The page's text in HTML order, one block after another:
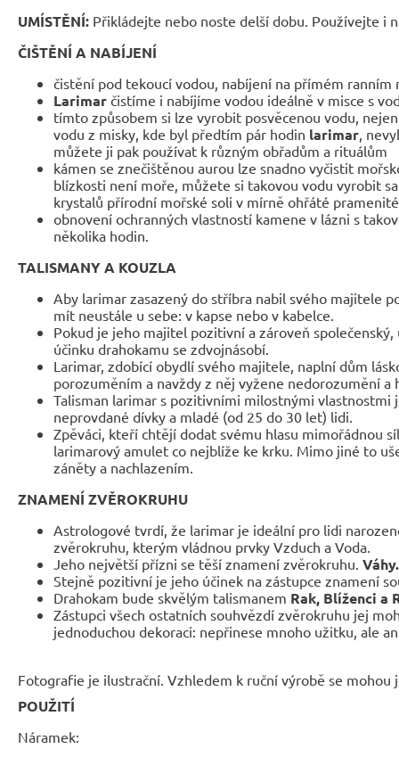
UMÍSTĚNÍ: Přikládejte nebo noste delší dobu. Používejte i
ČIŠTĚNÍ A NABÍJENÍ
čistění pod tekoucí vodou, nabíjení na přímém ranním
Larimar čistíme i nabíjíme vodou ideálně v misce s
tímto způsobem si lze vyrobit posvěcenou vodu,
vodu z misky, kde byl předtím pár hodin larimar ,
můžete ji pak používat k různým obřadům a rituálům
kámen se znečištěnou aurou lze snadno vyčistit
blízkosti není moře, můžete si takovou vodu vyrobit
krystalů přírodní mořské soli v mírně ohřáté
obnovení ochranných vlastností kamene v lázni s
několika hodin.
TALISMANY A KOUZLA
Aby larimar zasazený do stříbra nabil svého majitele
mít neustále u sebe: v kapse nebo v kabelce.
Pokud je jeho majitel pozitivní a zároveň
účinku drahokamu se zdvojnásobí.
Larimar, zdobící obydlí svého majitele, naplní dům
porozuměním a navždy z něj vyžene nedorozumění a
Talisman larimar s pozitivními milostnými vlastnostmi
neprovdané dívky a mladé (od 25 do 30 let) lidi.
Zpěváci, kteří chtějí dodat svému hlasu mimořádnou
larimarový amulet co nejblíže ke krku. Mimo jiné to
záněty a nachlazením.
ZNAMENÍ ZVĚROKRUHU
Astrologové tvrdí, že larimar je ideální pro lidi
zvěrokruhu, kterým vládnou prvky Vzduch a Voda.
Jeho největší přízni se těší znamení zvěrokruhu. Váhy.
Stejně pozitivní je jeho účinek na zástupce znamení
Drahokam bude skvělým talismanem Rak, Blíženci a
Zástupci všech ostatních souhvězdí zvěrokruhu jej
jednoduchou dekoraci: nepřinese mnoho užitku, ale
Fotografie je ilustrační. Vzhledem k ruční výrobě se
POUŽITÍ
Náramek: